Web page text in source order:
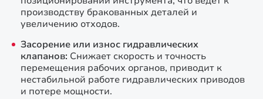
производству бракованных деталей и
увеличению отходов.
Засорение или износ гидравлических
клапанов: Снижает скорость и точность
перемещения рабочих органов, приводит к
нестабильной работе гидравлических приводов
и потере мощности.